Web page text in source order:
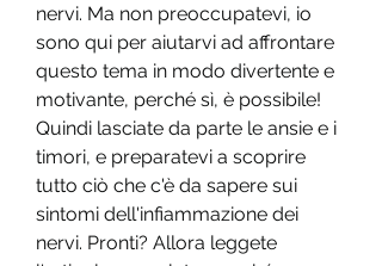
nervi. Ma non preoccupatevi, io
sono qui per aiutarvi ad affrontare
questo tema in modo divertente e
motivante, perché sì, è possibile!
Quindi lasciate da parte le ansie e i
timori, e preparatevi a scoprire
tutto ciò che c'è da sapere sui
sintomi dell'infiammazione dei
nervi. Pronti? Allora leggete